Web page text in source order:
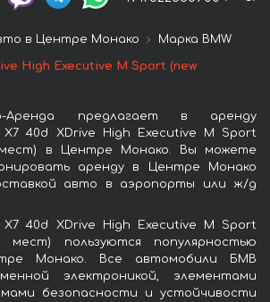
в Центре Монако Марка BMW
High Executive M Sport (new
Аренда предлагает в аренду
40d XDrive High Executive M Sport
мест) в Центре Монако. Вы можете
аренду в Центре Монако
авто в аэропорты или ж/д
40d XDrive High Executive M Sport
мест) пользуются популярностью
Монако. Все автомобили БМВ
электроникой, элементами
безопасности и устойчивости